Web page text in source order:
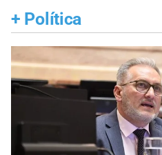
+ Política